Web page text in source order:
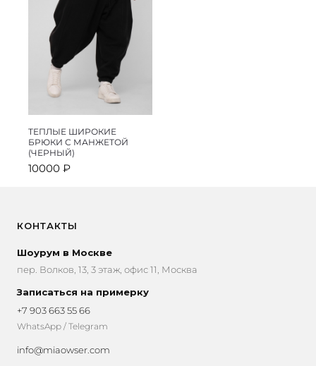
ТЕПЛЫЕ ШИРОКИЕ
БРЮКИ С МАНЖЕТОЙ
(ЧЕРНЫЙ)
10000 ₽
КОНТАКТЫ
Шоурум в Москве
пер. Волков, 13, 3 этаж, офис 11, Москва
Записаться на примерку
+7 903 663 55 66
WhatsApp / Telegram
info@miaowser.com